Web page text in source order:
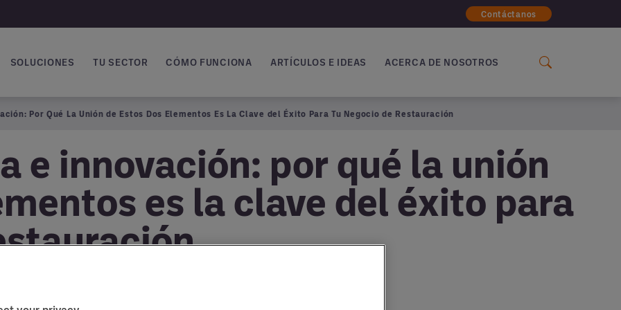
Contáctanos
principal
SOLUCIONES TU SECTOR CÓMO FUNCIONA ARTÍCULOS E IDEAS ACERCA DE NOSOTROS
Por Qué La Unión de Estos Dos Elementos Es La Clave del Éxito Para Tu Negocio de Restauración
e innovación: por qué la unión
es la clave del éxito para